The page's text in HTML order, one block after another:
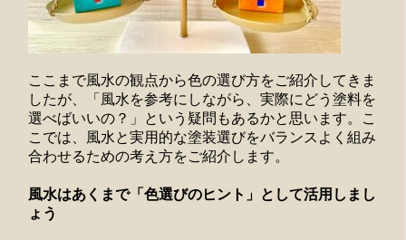
ここまで風水の観点から色の選び方をご紹介してきま
したが、「風水を参考にしながら、実際にどう塗料を
選べばいいの？」という疑問もあるかと思います。こ
こでは、風水と実用的な塗装選びをバランスよく組み
合わせるための考え方をご紹介します。
風水はあくまで「色選びのヒント」として活用しまし
ょう